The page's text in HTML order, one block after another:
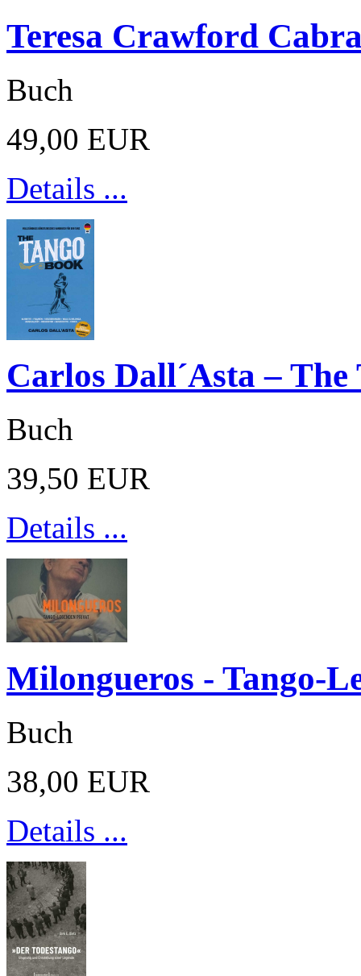
Teresa Crawford
Buch
49,00 EUR
Details ...
Carlos Dall´Asta –
Buch
39,50 EUR
Details ...
Milongueros - Tango-
Buch
38,00 EUR
Details ...